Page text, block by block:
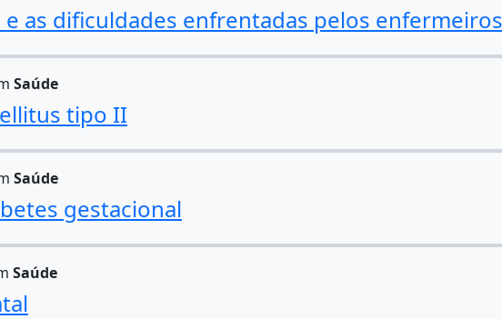
as dificuldades enfrentadas pelos
Saúde
tipo II
Saúde
gestacional
Saúde